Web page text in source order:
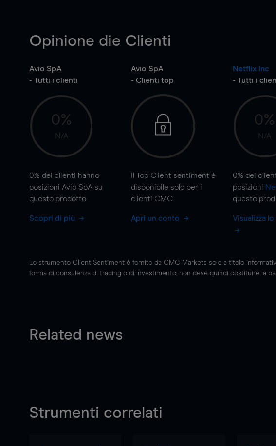
Opinione die Clienti
Avio SpA
- Tutti i clienti
0%
N/A
0% dei clienti hanno
posizioni Avio SpA su
questo prodotto
Scopri di più
Avio SpA
- Clienti top
Il Top Client sentiment è
disponibile solo per i
clienti CMC
Apri un conto
Netflix Inc
- Tutti i
0%
N/A
0% dei
posizioni
questo
Visualizza
Lo strumento Client Sentiment è fornito da CMC Markets solo a titolo
forma di consulenza di trading o di investimento; non deve quindi costituire la
Related news
Strumenti correlati